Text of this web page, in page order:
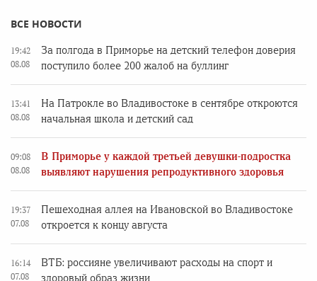
ВСЕ НОВОСТИ
19:42
08.08
За полгода в Приморье на детский телефон доверия
поступило более 200 жалоб на буллинг
13:41
08.08
На Патрокле во Владивостоке в сентябре откроются
начальная школа и детский сад
09:08
08.08
В Приморье у каждой третьей девушки-подростка
выявляют нарушения репродуктивного здоровья
19:37
07.08
Пешеходная аллея на Ивановской во Владивостоке
откроется к концу августа
16:14
07.08
ВТБ: россияне увеличивают расходы на спорт и
здоровый образ жизни